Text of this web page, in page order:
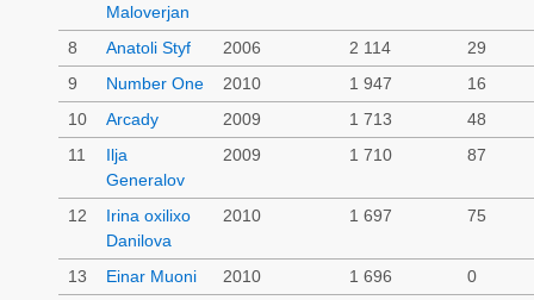
Maloverjan
8 Anatoli Styf 2006 2 114
29
9
Number One 2010 1 947
16
10
Arcady 2009 1 713
48
11
Ilja
Generalov
2009 1 710 87
12
Irina oxilixo
Danilova
2010 1 697 75
13 Einar Muoni 2010 1 696
0